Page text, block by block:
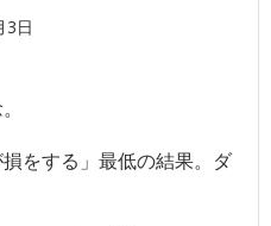
3日
をする」最低の結果。ダ